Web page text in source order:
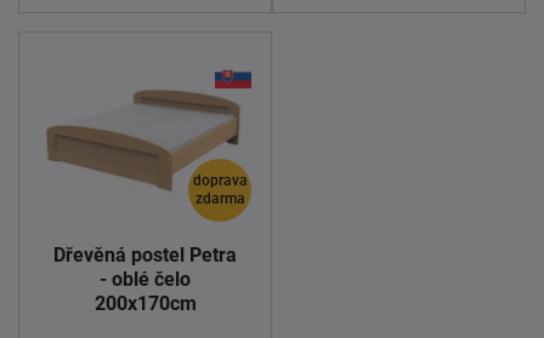
doprava
zdarma
Dřevěná postel Petra
- oblé čelo
200x170cm